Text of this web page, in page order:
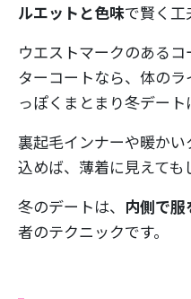
ルエットと色味で賢く工
ウエストマークのある
ターコートなら、体の
っぽくまとまり冬デート
裏起毛インナーや暖か
込めば、薄着に見えても
冬のデートは、 内側で
者のテクニックです。